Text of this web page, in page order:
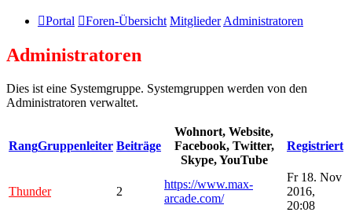
Portal Foren-Übersicht Mitglieder Administratoren
Administratoren
Dies ist eine Systemgruppe. Systemgruppen werden von den
Administratoren verwaltet.
RangGruppenleiter Beiträge
Wohnort, Website,
Facebook, Twitter,
Skype, YouTube
Registriert
Thunder 2
https://www.max-
arcade.com/
Fr 18. Nov
2016,
20:08